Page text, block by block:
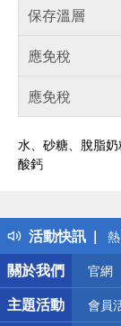
保存溫層
應免稅
應免稅
水、砂糖、脫脂
酸鈣
活動快訊
關於我們
官網
主題活動 會員